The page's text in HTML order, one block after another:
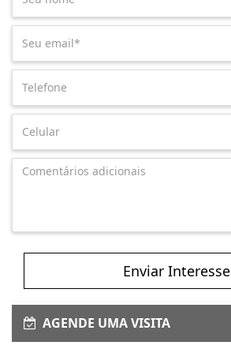
Enviar Interesse
AGENDE UMA VISITA